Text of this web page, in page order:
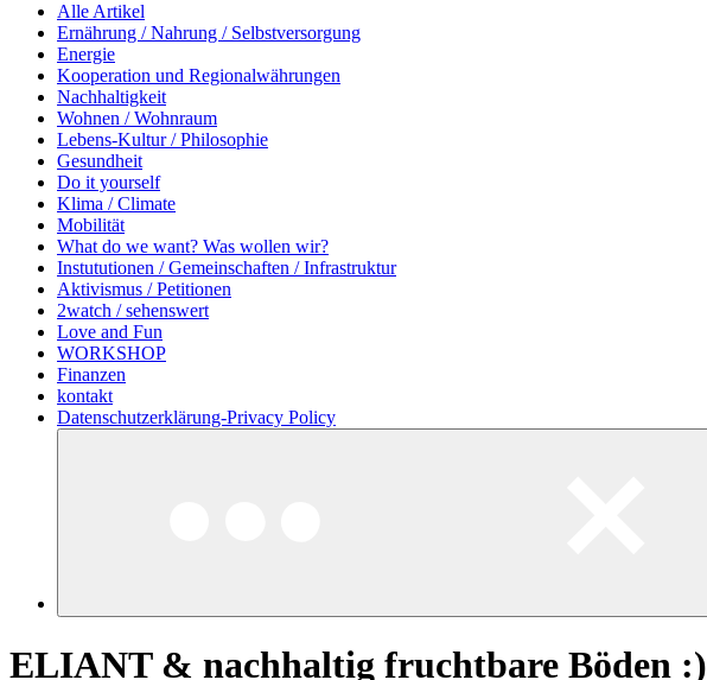
Alle Artikel
Ernährung / Nahrung / Selbstversorgung
Energie
Kooperation und Regionalwährungen
Nachhaltigkeit
Wohnen / Wohnraum
Lebens-Kultur / Philosophie
Gesundheit
Do it yourself
Klima / Climate
Mobilität
What do we want? Was wollen wir?
Instututionen / Gemeinschaften / Infrastruktur
Aktivismus / Petitionen
2watch / sehenswert
Love and Fun
WORKSHOP
Finanzen
kontakt
Datenschutzerklärung-Privacy Policy
ELIANT & nachhaltig fruchtbare Böden :)